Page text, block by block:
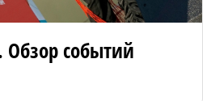
Обзор событий